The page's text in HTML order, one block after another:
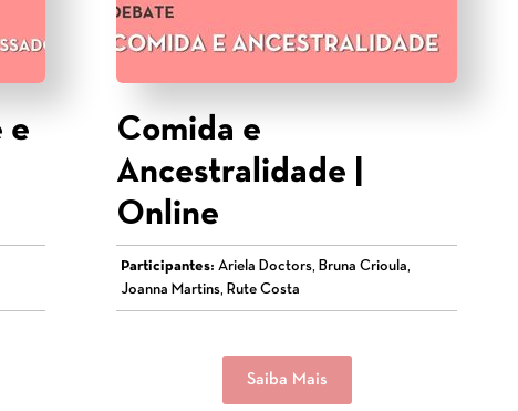
e
Comida e
Ancestralidade |
Online
Participantes: Ariela Doctors, Bruna Crioula,
Joanna Martins, Rute Costa
Saiba Mais